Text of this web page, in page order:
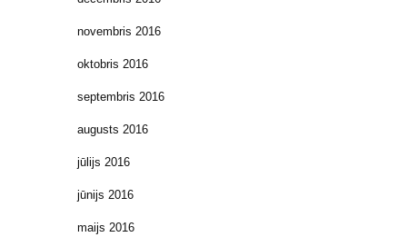
novembris 2016
oktobris 2016
septembris 2016
augusts 2016
jūlijs 2016
jūnijs 2016
maijs 2016